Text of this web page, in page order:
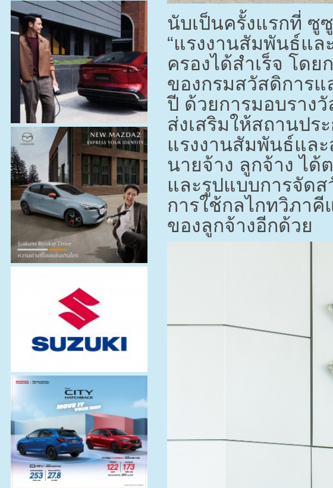
นับเป็นครั้งแรกที่ ซู
“แรงงานสัมพันธ์แล
ครองได้สำเร็จ โด
ของกรมสวัสดิการแ
ปี ด้วยการมอบราง
ส่งเสริมให้สถานปร
แรงงานสัมพันธ์และ
นายจ้าง ลูกจ้าง ไ
และรูปแบบการจัด
การใช้กลไกทวิภา
ของลูกจ้างอีกด้วย